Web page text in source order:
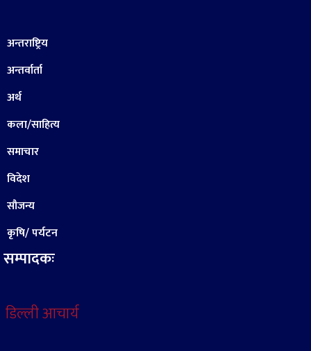
अन्तराष्ट्रिय
अन्तर्वार्ता
अर्थ
कला/साहित्य
समाचार
विदेश
सौजन्य
कृषि/ पर्यटन
सम्पादकः
डिल्ली आचार्य